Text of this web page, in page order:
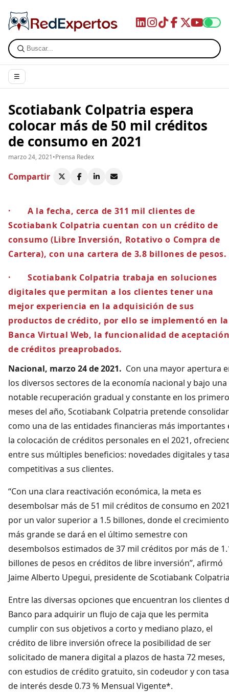
☰
Scotiabank Colpatria espera
colocar más de 50 mil créditos
de consumo en 2021
marzo 24, 2021•Prensa Redex
Compartir
· A la fecha, cerca de 311 mil clientes de
Scotiabank Colpatria cuentan con un crédito de
consumo (Libre Inversión, Rotativo o Compra de
Cartera), con una cartera de 3.8 billones de pesos.
· Scotiabank Colpatria trabaja en soluciones
digitales que permitan a los clientes tener una
mejor experiencia en la adquisición de sus
productos de crédito, por ello se implementó en la
Banca Virtual Web, la funcionalidad de
de créditos preaprobados.
Nacional, marzo 24 de 2021. Con una mayor apertura
los diversos sectores de la economía nacional y bajo una
notable recuperación gradual y constante en los
meses del año, Scotiabank Colpatria pretende
como una de las entidades financieras más importantes
la colocación de créditos personales en el 2021,
entre sus múltiples beneficios: novedades digitales y
competitivas a sus clientes.
“Con una clara reactivación económica, la meta es
desembolsar más de 51 mil créditos de consumo en
por un valor superior a 1.5 billones, donde el crecimiento
más grande se dará en el último semestre con
desembolsos estimados de 37 mil créditos por más de
billones de pesos en créditos de libre inversión”, afirmó
Jaime Alberto Upegui, presidente de Scotiabank
Entre las diversas opciones que encuentran los clientes
Banco para adquirir un flujo de caja que les permita
cumplir con sus objetivos a corto y mediano plazo, el
crédito de libre inversión ofrece la posibilidad de ser
solicitado de manera digital a plazos de hasta 72 meses,
con estudios de crédito gratuito, sin codeudor y con
de interés desde 0.73 % Mensual Vigente*.